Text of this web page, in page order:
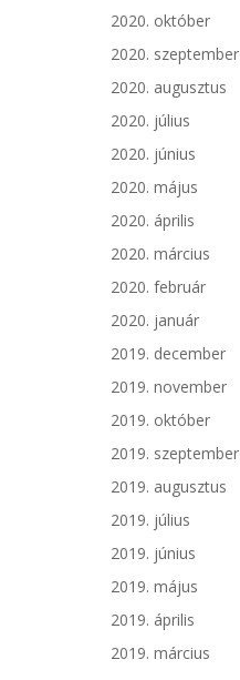
2020. október
2020. szeptember
2020. augusztus
2020. július
2020. június
2020. május
2020. április
2020. március
2020. február
2020. január
2019. december
2019. november
2019. október
2019. szeptember
2019. augusztus
2019. július
2019. június
2019. május
2019. április
2019. március